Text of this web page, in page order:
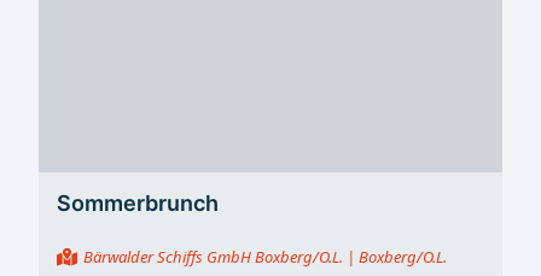
Sommerbrunch
Bärwalder Schiffs GmbH Boxberg/O.L. | Boxberg/O.L.